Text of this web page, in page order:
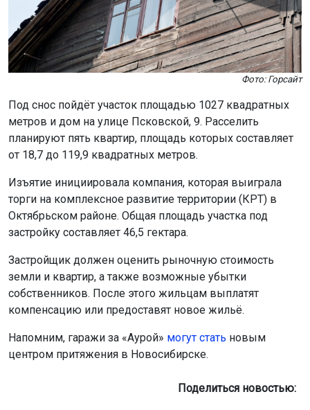
Фото: Горсайт
Под снос пойдёт участок площадью 1027 квадратных
метров и дом на улице Псковской, 9. Расселить
планируют пять квартир, площадь которых составляет
от 18,7 до 119,9 квадратных метров.
Изъятие инициировала компания, которая выиграла
торги на комплексное развитие территории (КРТ) в
Октябрьском районе. Общая площадь участка под
застройку составляет 46,5 гектара.
Застройщик должен оценить рыночную стоимость
земли и квартир, а также возможные убытки
собственников. После этого жильцам выплатят
компенсацию или предоставят новое жильё.
Напомним, гаражи за «Аурой» могут стать новым
центром притяжения в Новосибирске.
Поделиться новостью: